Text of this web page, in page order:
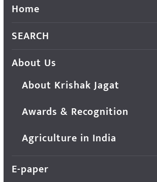
Home
SEARCH
About Us
About Krishak Jagat
Awards & Recognition
Agriculture in India
E-paper